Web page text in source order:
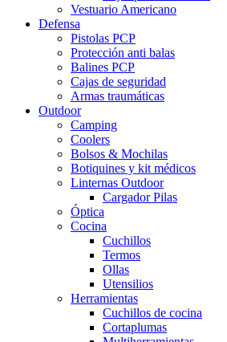
Vestuario Americano
Defensa
Pistolas PCP
Protección anti balas
Balines PCP
Cajas de seguridad
Armas traumáticas
Outdoor
Camping
Coolers
Bolsos & Mochilas
Botiquines y kit médicos
Linternas Outdoor
Cargador Pilas
Óptica
Cocina
Cuchillos
Termos
Ollas
Utensilios
Herramientas
Cuchillos de cocina
Cortaplumas